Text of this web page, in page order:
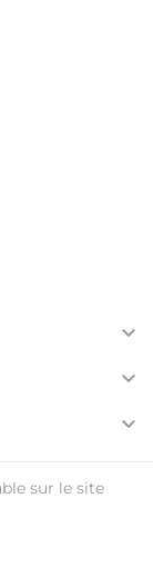



sur le site